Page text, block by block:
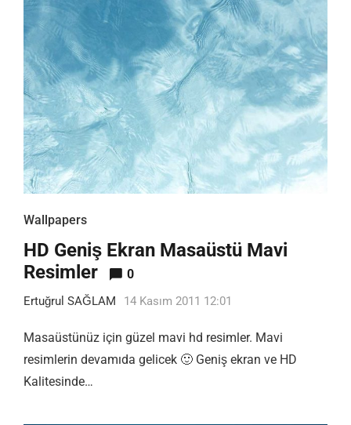
Wallpapers
HD Geniş Ekran Masaüstü Mavi
Resimler
0
Ertuğrul SAĞLAM 14 Kasım 2011 12:01
Masaüstünüz için güzel mavi hd resimler. Mavi
resimlerin devamıda gelicek 🙂 Geniş ekran ve HD
Kalitesinde…